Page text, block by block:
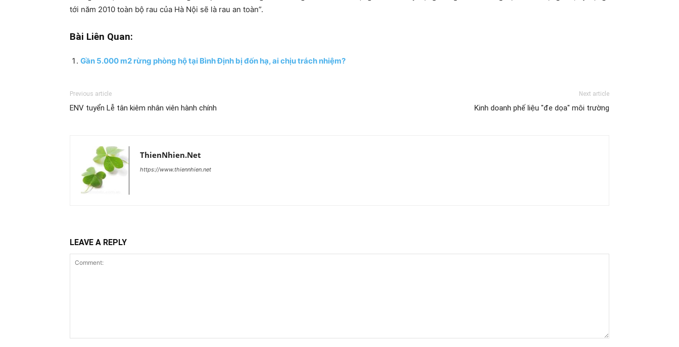
tới năm 2010 toàn bộ rau của Hà Nội sẽ là rau an toàn”.
Bài Liên Quan:
Gần 5.000 m2 rừng phòng hộ tại Bình Định bị đốn hạ, ai chịu trách nhiệm?
Previous article
ENV tuyển Lễ tân kiêm nhân viên hành chính
Next article
Kinh doanh phế liệu "đe dọa" môi trường
ThienNhien.Net
https://www.thiennhien.net
LEAVE A REPLY